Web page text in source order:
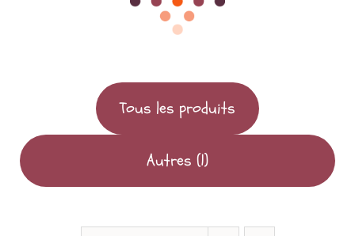
Tous les produits
Autres (1)